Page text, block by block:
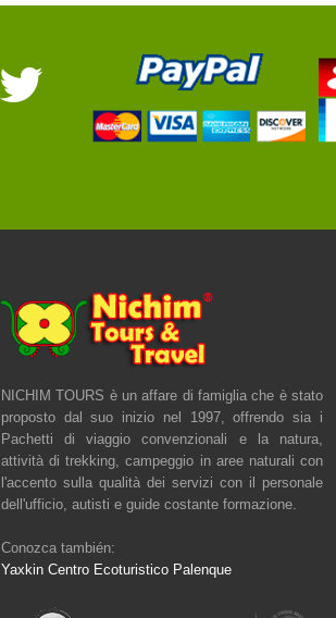
NICHIM TOURS è un affare di famiglia che è stato
proposto dal suo inizio nel 1997, offrendo sia i
Pachetti di viaggio convenzionali e la natura,
attività di trekking, campeggio in aree naturali con
l'accento sulla qualità dei servizi con il personale
dell'ufficio, autisti e guide costante formazione.
Conozca también:
Yaxkin Centro Ecoturistico Palenque